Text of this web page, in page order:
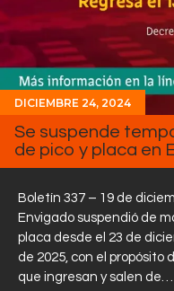
DICIEMBRE 24, 2024
Se suspende
de pico y placa en
Boletín 337 – 19 de
Envigado suspendió de
placa desde el 23 de
de 2025, con el propósito
que ingresan y salen de…